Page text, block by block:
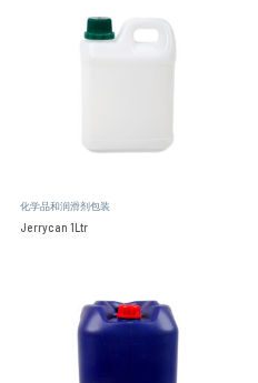
化学品和润滑剂包装
Jerrycan 1Ltr